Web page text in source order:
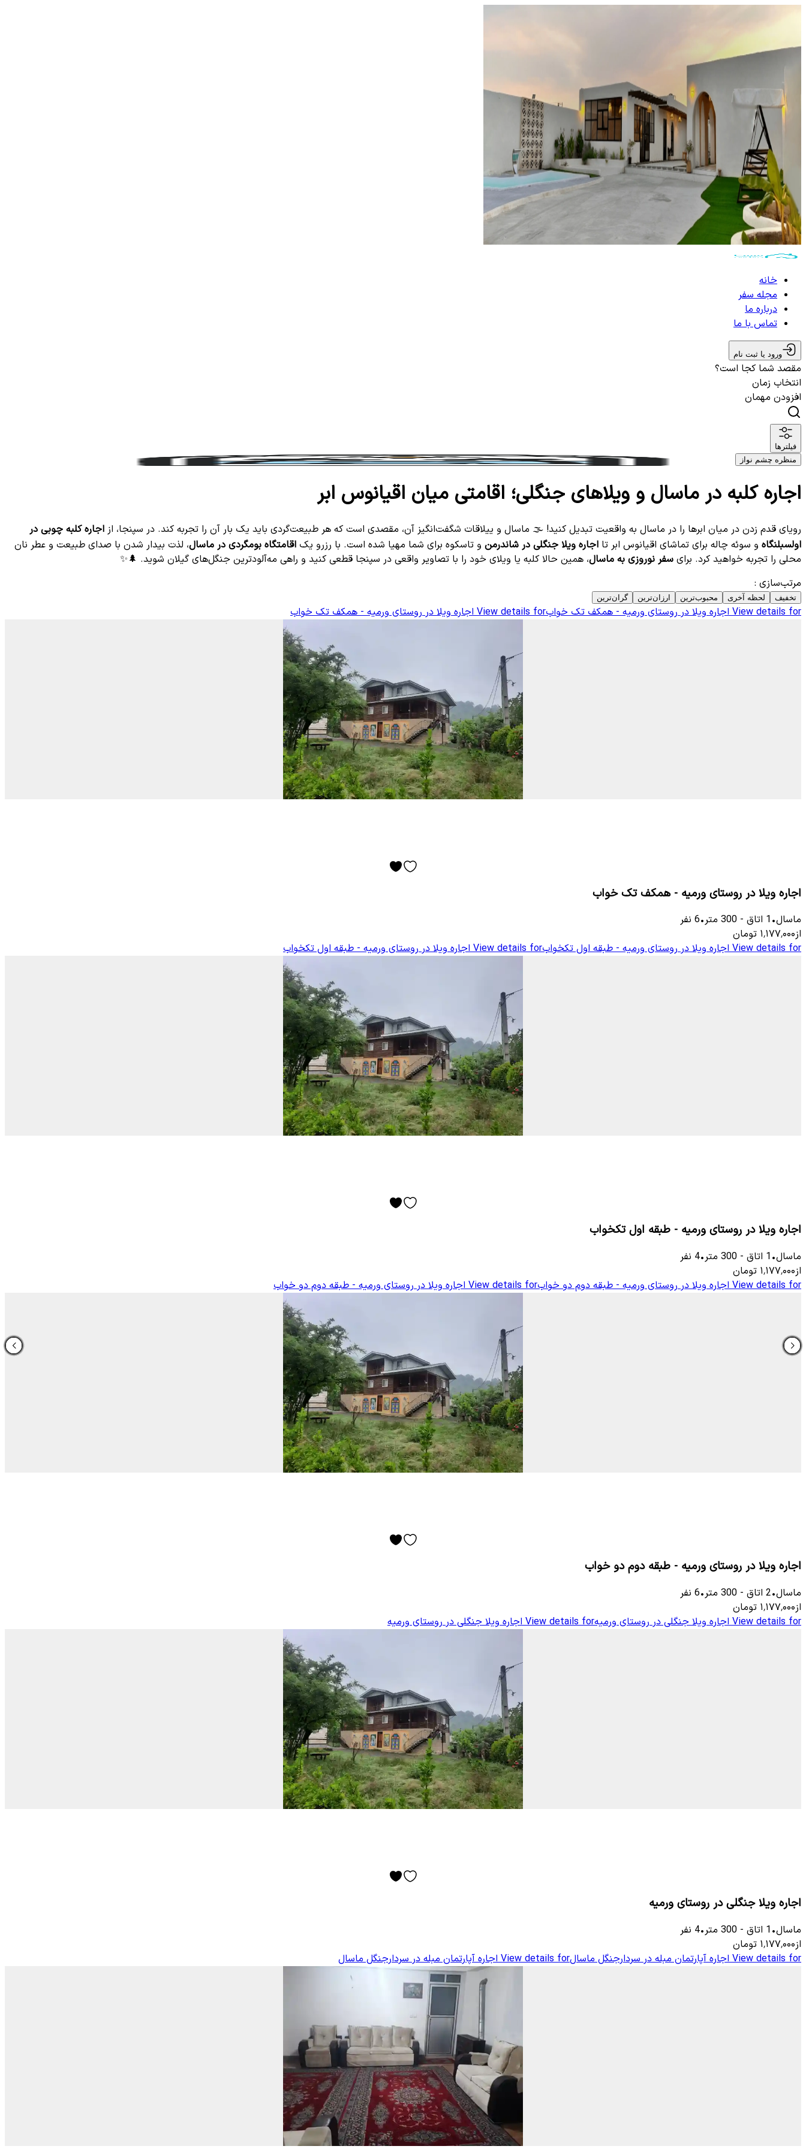
خانه
مجله سفر
درباره ما
تماس با ما
ورود یا ثبت نام
مقصد شما کجا است؟
انتخاب زمان
افزودن مهمان
فیلترها
منظره چشم نواز
اجاره کلبه در ماسال و ویلاهای جنگلی؛ اقامتی میان اقیانوس ابر
رویای قدم زدن در میان ابرها را در ماسال به واقعیت تبدیل کنید! 🌫️ ماسال و ییلاقات شگفت‌انگیز آن، مقصدی است که هر طبیعت‌گردی باید یک بار آن را تجربه کند. در سپنجا، از اجاره کلبه چوبی در
اولسبلنگاه و سوئه چاله برای تماشای اقیانوس ابر تا اجاره ویلا جنگلی در شاندرمن و تاسکوه برای شما مهیا شده است. با رزرو یک اقامتگاه بومگردی در ماسال، لذت بیدار شدن با صدای طبیعت و عطر نان
محلی را تجربه خواهید کرد. برای سفر نوروزی به ماسال، همین حالا کلبه یا ویلای خود را با تصاویر واقعی در سپنجا قطعی کنید و راهی مه‌آلودترین جنگل‌های گیلان شوید. 🌲✨
مرتب‌سازی :
تخفیف لحظه آخری محبوب‌ترین ارزان‌ترین گران‌ترین
View details for اجاره ویلا در روستای ورمیه - همکف تک خوابView details for اجاره ویلا در روستای ورمیه - همکف تک خواب
اجاره ویلا در روستای ورمیه - همکف تک خواب
ماسال•
1 اتاق -
300 متر•
6 نفر
از۱٬۱۷۷٬۰۰۰ تومان
View details for اجاره ویلا در روستای ورمیه - طبقه اول تکخوابView details for اجاره ویلا در روستای ورمیه - طبقه اول تکخواب
اجاره ویلا در روستای ورمیه - طبقه اول تکخواب
ماسال•
1 اتاق -
300 متر•
4 نفر
از۱٬۱۷۷٬۰۰۰ تومان
View details for اجاره ویلا در روستای ورمیه - طبقه دوم دو خوابView details for اجاره ویلا در روستای ورمیه - طبقه دوم دو خواب
اجاره ویلا در روستای ورمیه - طبقه دوم دو خواب
ماسال•
2 اتاق -
300 متر•
6 نفر
از۱٬۱۷۷٬۰۰۰ تومان
View details for اجاره ویلا جنگلی در روستای ورمیهView details for اجاره ویلا جنگلی در روستای ورمیه
اجاره ویلا جنگلی در روستای ورمیه
ماسال•
1 اتاق -
300 متر•
4 نفر
از۱٬۱۷۷٬۰۰۰ تومان
View details for اجاره آپارتمان مبله در سردارجنگل ماسالView details for اجاره آپارتمان مبله در سردارجنگل ماسال